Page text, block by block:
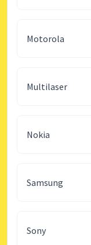
Motorola
Multilaser
Nokia
Samsung
Sony